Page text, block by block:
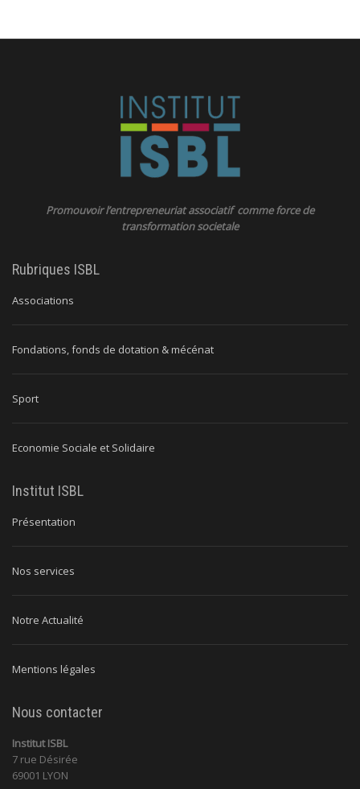
Promouvoir l’entrepreneuriat associatif comme force de
transformation societale
Rubriques ISBL
Associations
Fondations, fonds de dotation & mécénat
Sport
Economie Sociale et Solidaire
Institut ISBL
Présentation
Nos services
Notre Actualité
Mentions légales
Nous contacter
Institut ISBL
7 rue Désirée
69001 LYON